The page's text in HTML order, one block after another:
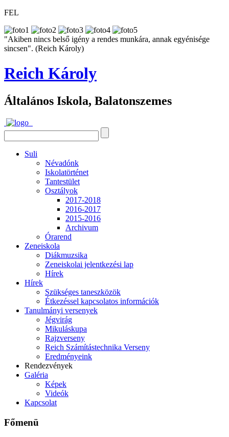
FEL
"Akiben nincs belső igény a rendes munkára, annak egyénisége
sincsen". (Reich Károly)
Reich Károly
Általános Iskola, Balatonszemes
Suli
Névadónk
Iskolatörténet
Tantestület
Osztályok
2017-2018
2016-2017
2015-2016
Archivum
Órarend
Zeneiskola
Diákmuzsika
Zeneiskolai jelentkezési lap
Hírek
Hírek
Szükséges taneszközök
Étkezéssel kapcsolatos információk
Tanulmányi versenyek
Jégvirág
Mikuláskupa
Rajzverseny
Reich Számítástechnika Verseny
Eredményeink
Rendezvények
Galéria
Képek
Videók
Kapcsolat
Főmenü